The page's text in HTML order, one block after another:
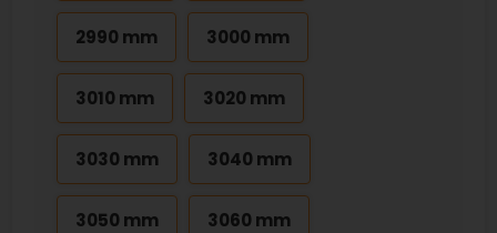
2990 mm 3000 mm
3010 mm 3020 mm
3030 mm 3040 mm
3050 mm 3060 mm